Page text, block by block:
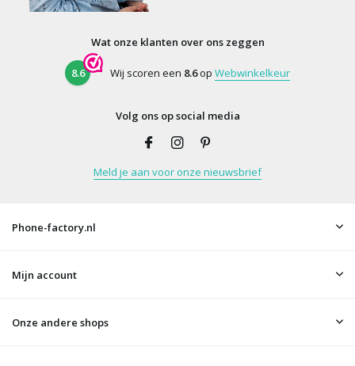
Wat onze klanten over ons zeggen
8.6 Wij scoren een 8.6op Webwinkelkeur
Volg ons op social media
Meld je aan voor onze nieuwsbrief
Phone-factory.nl
Mijn account
Onze andere shops